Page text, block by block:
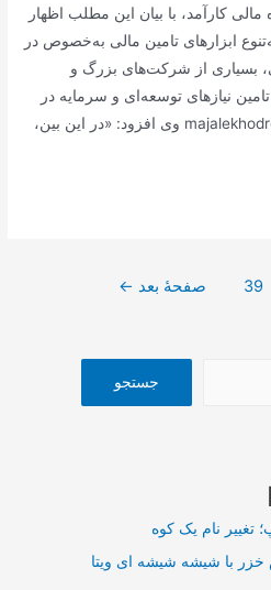
کارآمد، با بیان این مطلب اظهار
ابزارهای تامین مالی به‌خصوص در
بسیاری از شرکت‌های بزرگ و
نیازهای توسعه‌ای و سرمایه در
گردش خود استفاده می‌کنند.» majalekhodro وی افزود: «در این بین،
39 صفحهٔ بعد ←
جستجو
تغییر نام یک کوه
خزر با شیشه شیشه ای ویتا